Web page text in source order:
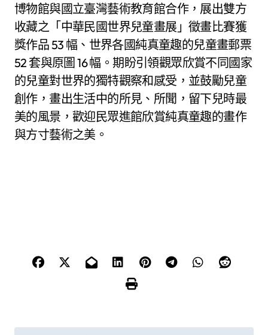
博物館與國立臺灣藝術教育館合作，展出雙方
收藏之「中華民國世界兒童畫展」徵畫比賽獲
獎作品 53 幅、世界各國純真童趣的兒童畫郵票
52 套與原圖 16 幅。期盼引領觀眾欣賞不同國家
的兒童對世界的獨特觀察和感受，並鼓勵兒童
創作，畫出生活中的所見、所聞，留下兒時最
美的風景，歡迎民眾進館欣賞純真童趣的畫作
與方寸藝術之美。